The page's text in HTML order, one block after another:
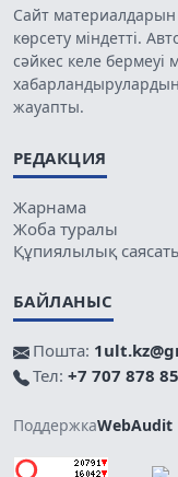
Сайт материалдарын
көрсету міндетті.
сәйкес келе
жауапты.
РЕДАКЦИЯ
Жарнама
Жоба туралы
Құпиялылық
БАЙЛАНЫС
Пошта:
Тел: +7 707 878
ПоддержкаWebAudit